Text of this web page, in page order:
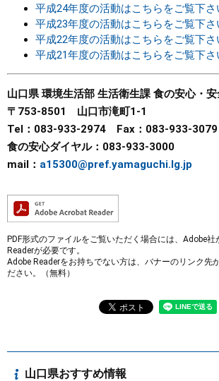
平成24年度の活動はこちらをご覧下さ
平成23年度の活動はこちらをご覧下さ
平成22年度の活動はこちらをご覧下さ
平成21年度の活動はこちらをご覧下さ
山口県 環境生活部 生活衛生課 食の安心・
〒753-8501 山口市滝町1-1
Tel：083-933-2974 Fax：083-933-3079
食の安心ダイヤル：083-933-3000
mail： a15300@pref.yamaguchi.lg.jp
PDF形式のファイルをご覧いただく場合には、Adobe社
Readerが必要です。
Adobe Readerをお持ちでない方は、バナーのリンク先
ださい。（無料）
山口県おすすめ情報